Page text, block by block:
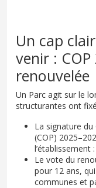
Un cap
venir :
renouvelée
Un Parc agit sur le
structurantes ont
La signature
(COP)
Le vote du
pour 12 ans,
communes et